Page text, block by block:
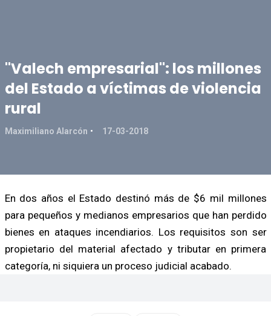
"Valech empresarial": los millones
del Estado a víctimas de violencia
rural
Maximiliano Alarcón 17-03-2018
En dos años el Estado destinó más de $6 mil millones
para pequeños y medianos empresarios que han perdido
bienes en ataques incendiarios. Los requisitos son ser
propietario del material afectado y tributar en primera
categoría, ni siquiera un proceso judicial acabado.